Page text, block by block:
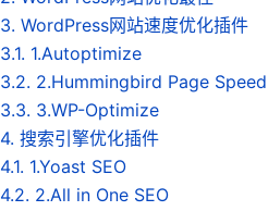
3. WordPress网站速度优化插件
3.1. 1.Autoptimize
3.2. 2.Hummingbird Page
3.3. 3.WP-Optimize
4. 搜索引擎优化插件
4.1. 1.Yoast SEO
4.2. 2.All in One SEO